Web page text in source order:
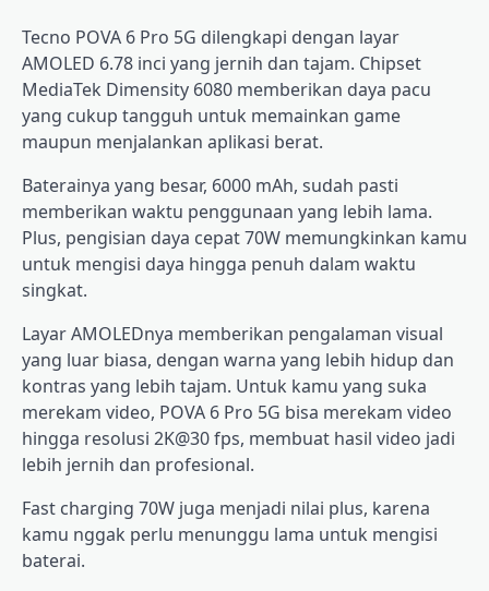
Tecno POVA 6 Pro 5G dilengkapi dengan layar
AMOLED 6.78 inci yang jernih dan tajam. Chipset
MediaTek Dimensity 6080 memberikan daya pacu
yang cukup tangguh untuk memainkan game
maupun menjalankan aplikasi berat.
Baterainya yang besar, 6000 mAh, sudah pasti
memberikan waktu penggunaan yang lebih lama.
Plus, pengisian daya cepat 70W memungkinkan kamu
untuk mengisi daya hingga penuh dalam waktu
singkat.
Layar AMOLEDnya memberikan pengalaman visual
yang luar biasa, dengan warna yang lebih hidup dan
kontras yang lebih tajam. Untuk kamu yang suka
merekam video, POVA 6 Pro 5G bisa merekam video
hingga resolusi 2K@30 fps, membuat hasil video jadi
lebih jernih dan profesional.
Fast charging 70W juga menjadi nilai plus, karena
kamu nggak perlu menunggu lama untuk mengisi
baterai.